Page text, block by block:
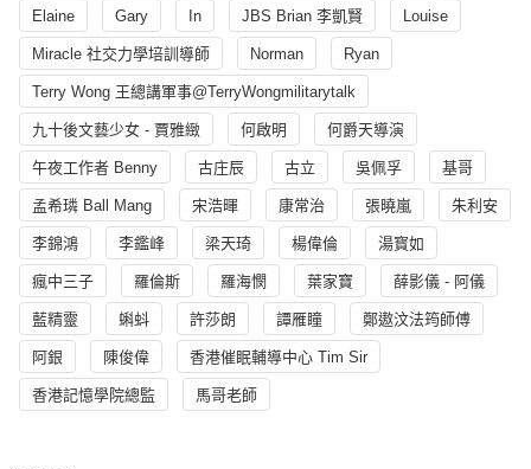
Elaine Gary In JBS Brian 李凱賢 Louise
Miracle 社交力學培訓導師 Norman Ryan
Terry Wong 王總講軍事@TerryWongmilitarytalk
九十後文藝少女 - 賈雅緻 何啟明 何爵天導演
午夜工作者 Benny 古庄辰 古立 吳佩孚 基哥
孟希璘 Ball Mang 宋浩暉 康常治 張曉嵐 朱利安
李錦鴻 李鑑峰 梁天琦 楊偉倫 湯寳如
瘋中三子 羅倫斯 羅海憫 葉家寶 薛影儀 - 阿儀
藍精靈 蝌蚪 許莎朗 譚雁瞳 鄭遨汶法筠師傅
阿銀 陳俊偉 香港催眠輔導中心 Tim Sir
香港記憶學院總監 馬哥老師